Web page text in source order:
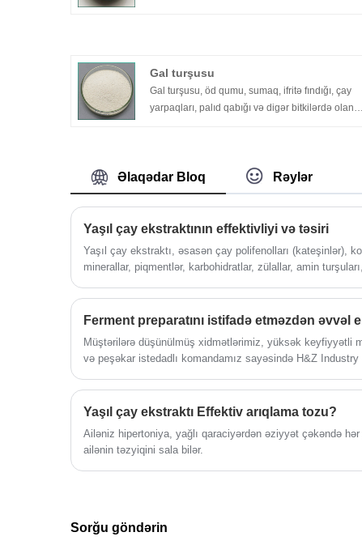
Gal turşusu
Gal turşusu, öd qumu, sumaq, ifritə fındığı, çay
yarpaqları, palıd qabığı və digər bitkilərdə olan
turşusu qrupları ümumiyyətlə ellagik turşusu kimi
dimerlər meydana gətirmək üçün bir-birinə
bağlanır. Hidroliz olunan taninlər hidrolizdə
sırasıyla galotannin və ellagitannins kimi tanınan
qlükoza vermək üçün parçalanır.
Əlaqədar Bloq Rəylər
Yaşıl çay ekstraktının effektivliyi və təsiri
Yaşıl çay ekstraktı, əsasən çay polifenolları (kateşinlər),
minerallar, piqmentlər, karbohidratlar, zülallar, amin
oksidləşmə, sərbəst radikalların təmizlənməsi və s.,
xolesterolun, trigliseridlərin və aşağı sıxlıqlı lipoprotein
polifenollarının qan lipidini azaldıcı təsiri də Yaşıl Çay
etmədən arıqlamasına səbəb olan əsas səbəblərdən biridir.
Ferment preparatını istifadə etməzdən əvvəl
Müştərilərə düşünülmüş xidmətlərimiz, yüksək keyfiyyətli
və peşəkar istedadlı komandamız sayəsində H&Z
təminatçısına çevrildi. bir çox yerli və beynəlxalq
Hazırlama fabrik təşkilatımız ISO, KOSHER və HALAL
və s.
Yaşıl çay ekstraktı Effektiv arıqlama tozu?
Ailəniz hipertoniya, yağlı qaraciyərdən əziyyət çəkəndə
ailənin təzyiqini sala bilər.
Sorğu göndərin